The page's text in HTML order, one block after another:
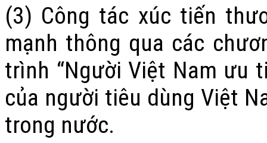
(3) Công tác xúc tiến
mạnh thông qua các
trình “Người Việt Nam ưu
của người tiêu dùng Việt
trong nước.